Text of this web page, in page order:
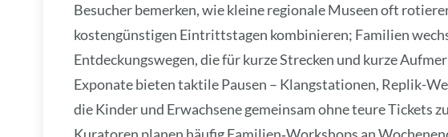
Besucher bemerken, wie kleine regionale Museen oft
kostengünstigen Eintrittstagen kombinieren; Familien
Entdeckungswegen, die für kurze Strecken und kurze
Exponate bieten taktile Pausen – Klangstationen, Replik-
die Kinder und Erwachsene gemeinsam ohne teure Tickets